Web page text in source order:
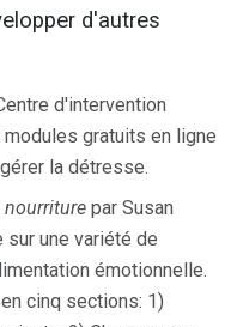
d'autres
d'intervention
gratuits en ligne
la détresse.
nourriture par Susan
sur une variété de
émotionnelle.
cinq sections: 1)